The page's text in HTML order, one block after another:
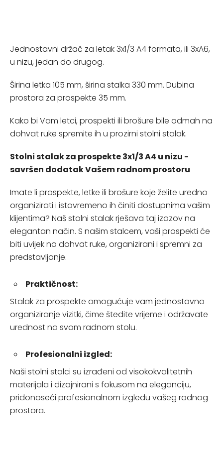
Jednostavni držač za letak 3x1/3 A4 formata, ili 3xA6,
u nizu, jedan do drugog.
Širina letka 105 mm, širina stalka 330 mm. Dubina
prostora za prospekte 35 mm.
Kako bi Vam letci, prospekti ili brošure bile odmah na
dohvat ruke spremite ih u prozirni stolni stalak.
Stolni stalak za prospekte 3x1/3 A4 u nizu -
savršen dodatak Vašem radnom prostoru
Imate li prospekte, letke ili brošure koje želite uredno
organizirati i istovremeno ih činiti dostupnima vašim
klijentima? Naš stolni stalak rješava taj izazov na
elegantan način. S našim stalcem, vaši prospekti će
biti uvijek na dohvat ruke, organizirani i spremni za
predstavljanje.
Praktičnost:
Stalak za prospekte omogućuje vam jednostavno
organiziranje vizitki, čime štedite vrijeme i održavate
urednost na svom radnom stolu.
Profesionalni izgled:
Naši stolni stalci su izrađeni od visokokvalitetnih
materijala i dizajnirani s fokusom na eleganciju,
pridonoseći profesionalnom izgledu vašeg radnog
prostora.